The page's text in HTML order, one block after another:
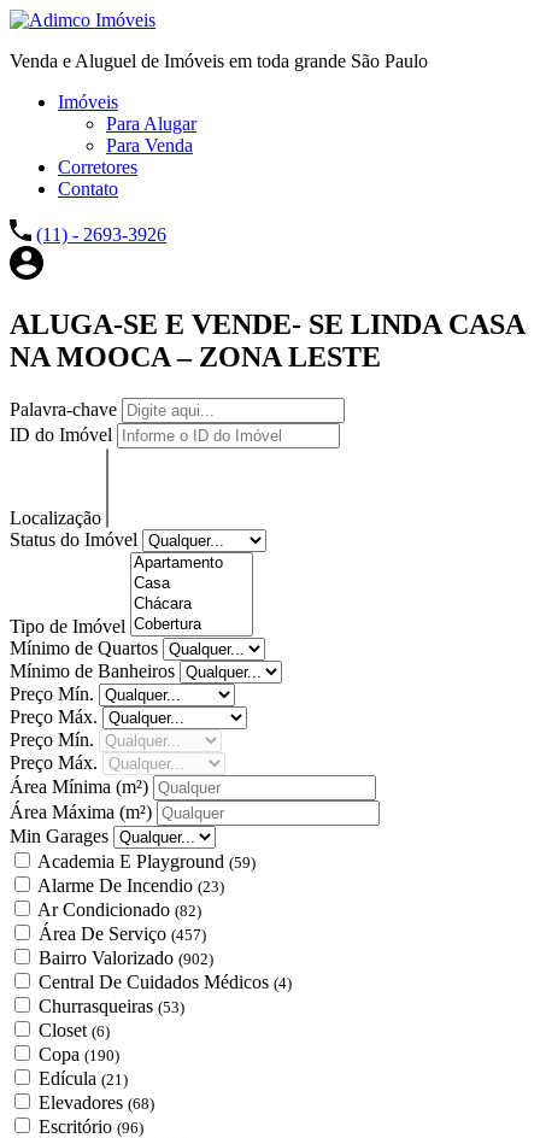
Venda e Aluguel de Imóveis em toda grande São Paulo
Imóveis
Para Alugar
Para Venda
Corretores
Contato
(11) - 2693-3926
ALUGA-SE E VENDE- SE LINDA CASA
NA MOOCA – ZONA LESTE
Palavra-chave
ID do Imóvel
Localização
Status do Imóvel
Tipo de Imóvel
Mínimo de Quartos
Mínimo de Banheiros
Preço Mín.
Preço Máx.
Preço Mín.
Preço Máx.
Área Mínima (m²)
Área Máxima (m²)
Min Garages
Academia E Playground (59)
Alarme De Incendio (23)
Ar Condicionado (82)
Área De Serviço (457)
Bairro Valorizado (902)
Central De Cuidados Médicos (4)
Churrasqueiras (53)
Closet (6)
Copa (190)
Edícula (21)
Elevadores (68)
Escritório (96)